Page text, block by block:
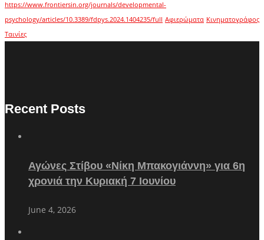
https://www.frontiersin.org/journals/developmental-
psychology/articles/10.3389/fdpys.2024.1404235/full Αφιερώματα Κινηματογράφος
Ταινίες
Recent Posts
Αγώνες Στίβου «Νίκη Μπακογιάννη» για 6η
χρονιά την Κυριακή 7 Ιουνίου
June 4, 2026